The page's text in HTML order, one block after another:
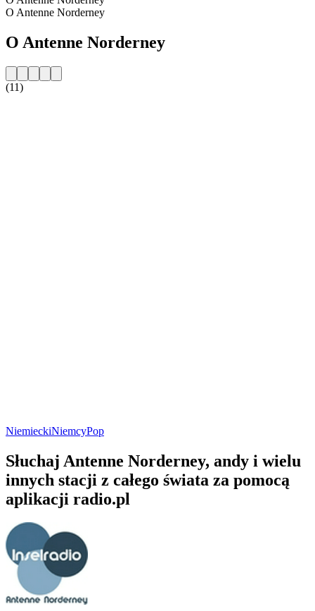
O Antenne Norderney
O Antenne Norderney
(11)
NiemieckiNiemcyPop
Słuchaj Antenne Norderney, andy i wielu
innych stacji z całego świata za pomocą
aplikacji radio.pl